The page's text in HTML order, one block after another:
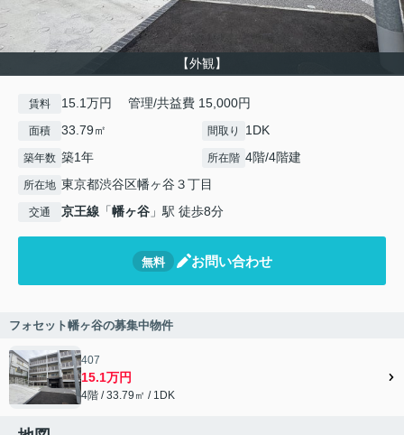
【外観】
賃料 15.1万円 管理/共益費 15,000円
面積 33.79㎡ 間取り 1DK
築年数 築1年 所在階 4階/4階建
所在地 東京都渋谷区幡ヶ谷３丁目
交通 京王線 「幡ヶ谷 」駅 徒歩8分
無料 お問い合わせ
フォセット幡ヶ谷の募集中物件
407
15.1万円
4階 / 33.79㎡ / 1DK